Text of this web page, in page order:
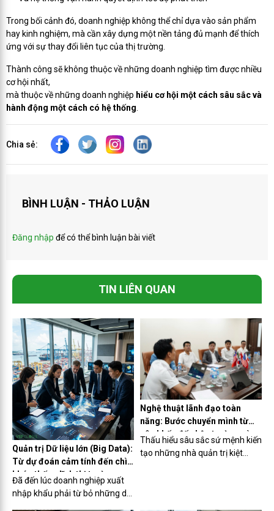
Trong bối cảnh đó, doanh nghiệp không thể chỉ dựa vào sản phẩm
hay kinh nghiệm, mà cần xây dựng một nền tảng đủ mạnh để thích
ứng với sự thay đổi liên tục của thị trường.
Thành công sẽ không thuộc về những doanh nghiệp tìm được nhiều
cơ hội nhất,
mà thuộc về những doanh nghiệp hiểu cơ hội một cách sâu sắc và
hành động một cách có hệ thống
Chia sẻ:
BÌNH LUẬN - THẢO LUẬN
Đăng nhập để có thể bình luận bài viết
TIN LIÊN QUAN
Quản trị Dữ liệu lớn (Big Data):
Từ dự đoán cảm tính đến chìa
khóa thống lĩnh thị trường
chuỗi cung ứng
Đã đến lúc doanh nghiệp xuất
nhập khẩu phải từ bỏ những dự
Nghệ thuật lãnh đạo toàn
năng: Bước chuyển mình từ
sân khấu đến hậu trường cùng
VEF Global.
Thấu hiểu sâu sắc sứ mệnh kiến
tạo những nhà quản trị kiệt